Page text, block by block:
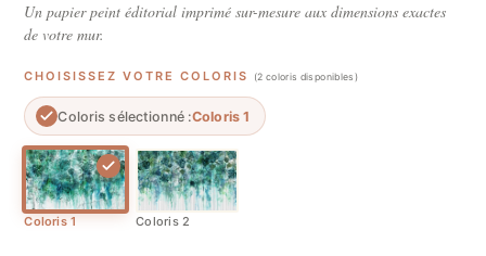
Un papier peint éditorial imprimé sur-mesure aux dimensions exactes
de votre mur.
CHOISISSEZ VOTRE COLORIS (2 coloris disponibles)
Coloris sélectionné :Coloris 1
Coloris 1 Coloris 2